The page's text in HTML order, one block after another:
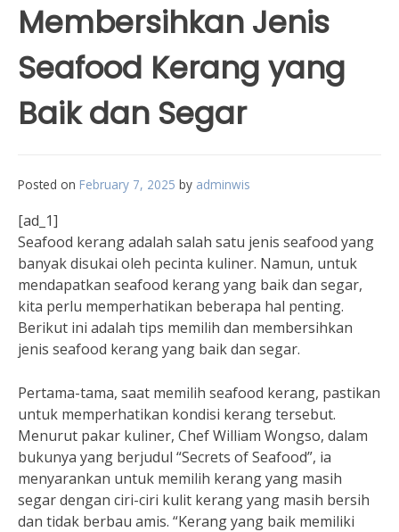
Membersihkan Jenis
Seafood Kerang yang
Baik dan Segar
Posted on February 7, 2025 by adminwis
[ad_1]
Seafood kerang adalah salah satu jenis seafood yang
banyak disukai oleh pecinta kuliner. Namun, untuk
mendapatkan seafood kerang yang baik dan segar,
kita perlu memperhatikan beberapa hal penting.
Berikut ini adalah tips memilih dan membersihkan
jenis seafood kerang yang baik dan segar.
Pertama-tama, saat memilih seafood kerang, pastikan
untuk memperhatikan kondisi kerang tersebut.
Menurut pakar kuliner, Chef William Wongso, dalam
bukunya yang berjudul “Secrets of Seafood”, ia
menyarankan untuk memilih kerang yang masih
segar dengan ciri-ciri kulit kerang yang masih bersih
dan tidak berbau amis. “Kerang yang baik memiliki